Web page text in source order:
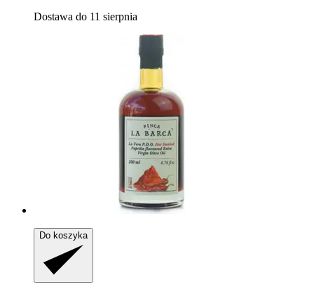
Dostawa do 11 sierpnia
Do koszyka